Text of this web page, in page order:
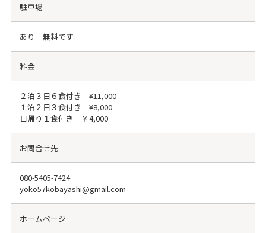
駐車場
あり 無料です
料金
２泊３日６食付き ¥11,000
１泊２日３食付き ¥8,000
日帰り１食付き ￥4,000
お問合せ先
080-5405-7424
yoko57kobayashi@gmail.com
ホームページ